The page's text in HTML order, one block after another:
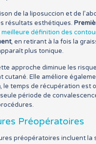
de la liposuccion et de
résultats esthétiques.
meilleure définition des
, en retirant à la fois la
plus tonique.
approche diminue les
cutané. Elle améliore
, le temps de récupération est
période de
Préopératoires
préopératoires incluent la